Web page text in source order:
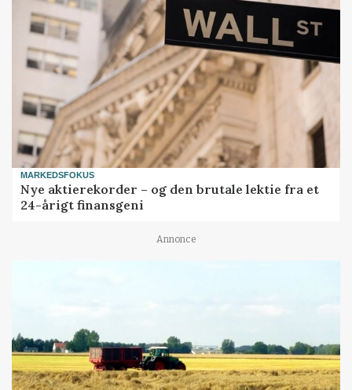
MARKEDSFOKUS
Nye aktierekorder – og den brutale lektie fra et
24-årigt finansgeni
Annonce